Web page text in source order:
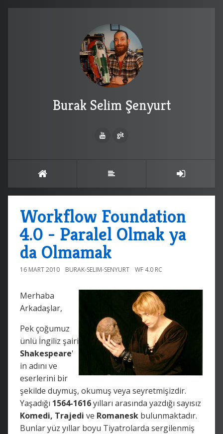
Burak Selim Şenyurt
Workflow Foundation
4.0 - Paralel Olmak ya
da Olmamak
16 MART 2010 BURAK-SELIM-SENYURT WF 4.0 RC
Merhaba
Arkadaşlar,
Pek çoğumuz
ünlü İngiliz şairi
Shakespeare'
in adını ve
eserlerini bir
şekilde duymuş, okumuş veya seyretmişizdir.
Yaşadığı 1564-1616yılları arasında yazdığı sayısız
Komedi, Trajedi ve Romanesk bulunmaktadır.
Bunlar yüz yıllar boyu Tiyatrolarda sergilenmiş